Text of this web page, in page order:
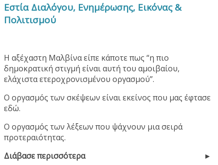
Εστία Διαλόγου, Ενημέρωσης, Εικόνας &
Πολιτισμού
Η αξέχαστη Μαλβίνα είπε κάποτε πως “η πιο
δημοκρατική στιγμή είναι αυτή του αμοιβαίου,
ελάχιστα ετεροχρονισμένου οργασμού”.
Ο οργασμός των σκέψεων είναι εκείνος που μας έφτασε
εδώ.
Ο οργασμός των λέξεων που ψάχνουν μια σειρά
προτεραιότητας.
Διάβασε περισσότερα